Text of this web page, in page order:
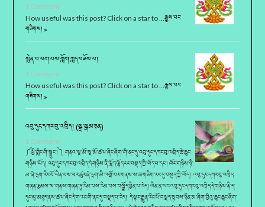
1 Comment
How useful was this post? Click on a star to …རྒྱས་པར་
གཟིགས། »
སྤེན་པ་ཕག་པས་གློག་ཀླད་བཟོས་པ།
1 Comment
How useful was this post? Click on a star to …རྒྱས་པར་
གཟིགས། »
འབུ་དུང་དཀར་བུ་འཁྲིད། (སྒྲ་སྒམ་ཅན)
1 Comment
༼ཕྱི་གླིང་གི་སྒྲུང་།༽ གནའ་སྔ་མོ་སྔ་མོ་ཚལ་ཞིང་ཞིག་གི་ནང་དུ་འབུ་དུང་དཀར་བུ་འཁྲིད་ཆེ་ཆུང་
གཉིས་ཡོད། འབུ་དུང་དཀར་བུ་འཁྲིད་དེ་གཉིས་ནི་ལྷོད་ལྷོད་ངང་བསྡད་ཀྱི་ཡོད་པ་དང་། ཁོང་གཉིས་ཉི་
མ་ཞེ་དྲག་རིང་པོ་ཡིན་པས་ཕར་ཚུར་ཞེ་དྲག་མི་འགྲོ་བར་གནས་ས་ཆ་གཅིག་རང་དུ་བསྡད་ཀྱི་ཡོད། འབུ་དུང་དཀར་བུ་འཁྲིད་
གཞན་རྣམས་ས་གནས་གཞན་ཏུ་རིམ་པས་རིམ་པས་བསྐྱོད་ཕྱིན་པ་རེད། ཡིན་ན་ཡང་འབུ་དུང་དཀར་བུ་འཁྲིད་དེ་གཉིས་ནི་ད་
དུང་མུ་མཐུད་ནས་ཚལ་ཞིང་དེ་ག་རང་གི་ནང་དུ་བསྡད་པ་རེད། དེ་ལྟར་རྒྱུན་རིང་པོ་བསྡད་སྟབས་ཉིན་མ་ཞིག་བྱིའུ་ཆུང་ཆུང་ཞིག་